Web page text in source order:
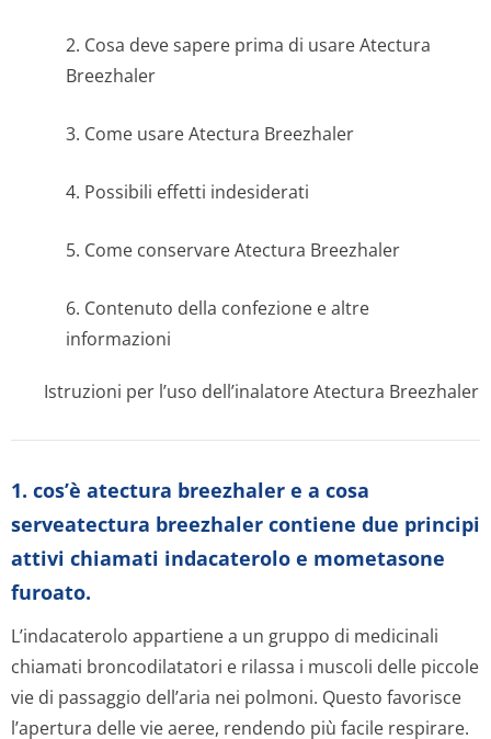
2. Cosa deve sapere prima di usare Atectura
Breezhaler
3. Come usare Atectura Breezhaler
4. Possibili effetti indesiderati
5. Come conservare Atectura Breezhaler
6. Contenuto della confezione e altre
informazioni
Istruzioni per l’uso dell’inalatore Atectura Breezhaler
1. cos’è atectura breezhaler e a cosa
serveatectura breezhaler contiene due principi
attivi chiamati indacaterolo e mometasone
furoato.
L’indacaterolo appartiene a un gruppo di medicinali
chiamati broncodilatatori e rilassa i muscoli delle piccole
vie di passaggio dell’aria nei polmoni. Questo favorisce
l’apertura delle vie aeree, rendendo più facile respirare.